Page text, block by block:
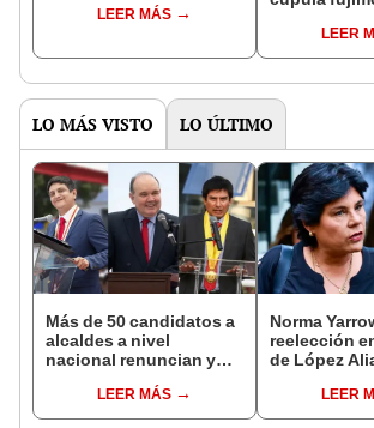
LEER MÁS
del Senado
LEER
LO MÁS VISTO LO ÚLTIMO
Más de 50 candidatos a
alcaldes a nivel
nacional renuncian y
encubiertaLEER MÁS
Norma
reelección
de López
sacar laLEER